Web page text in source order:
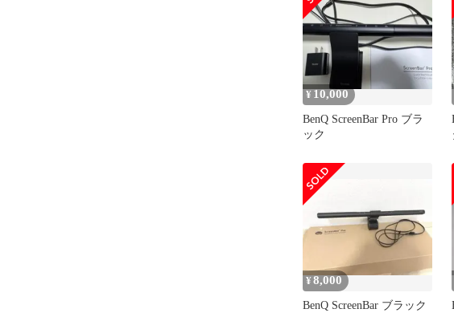
¥ 10,000
BenQ ScreenBar Pro ブラ
ック
¥8,000
BenQ ScreenBar ブラック